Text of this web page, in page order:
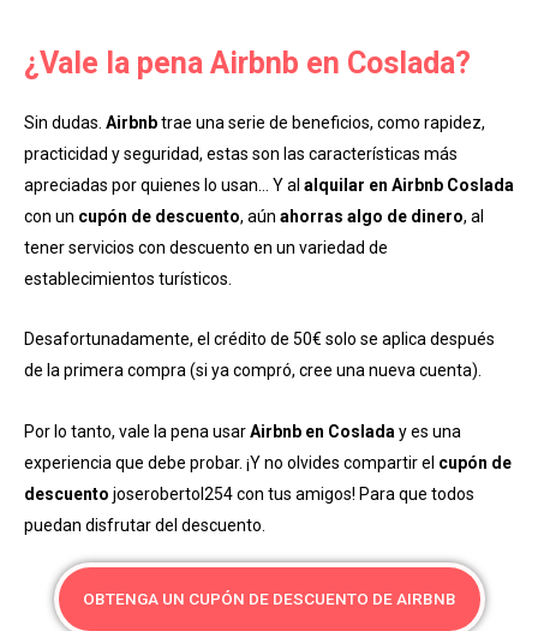
¿Vale la pena Airbnb en Coslada?
Sin dudas. Airbnbtrae una serie de beneficios, como rapidez,
practicidad y seguridad, estas son las características más
apreciadas por quienes lo usan… Y al alquilar en Airbnb Coslada
con un cupón de descuento, aún ahorras algo de dinero, al
tener servicios con descuento en un variedad de
establecimientos turísticos.
Desafortunadamente, el crédito de 50€ solo se aplica después
de la primera compra (si ya compró, cree una nueva cuenta).
Por lo tanto, vale la pena usarAirbnb en Coslada y es una
experiencia que debe probar. ¡Y no olvides compartir el cupón de
descuento joserobertol254 con tus amigos! Para que todos
puedan disfrutar del descuento.
OBTENGA UN CUPÓN DE DESCUENTO DE AIRBNB